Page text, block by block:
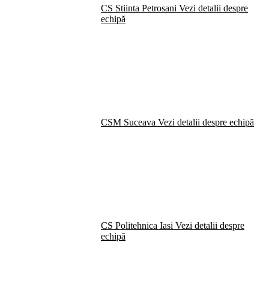
CS Stiinta Petrosani Vezi detalii despre
echipă
CSM Suceava Vezi detalii despre echipă
CS Politehnica Iasi Vezi detalii despre
echipă